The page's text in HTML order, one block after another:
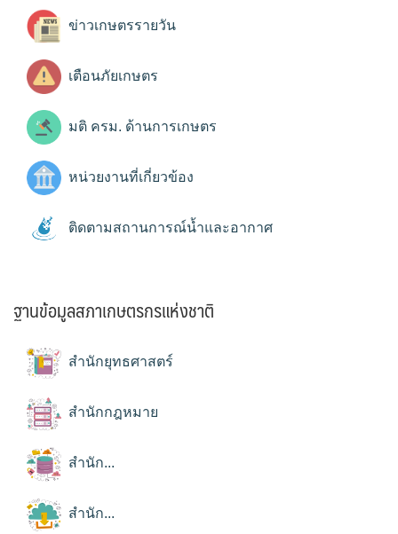
ข่าวเกษตรรายวัน
เตือนภัยเกษตร
มติ ครม. ด้านการเกษตร
หน่วยงานที่เกี่ยวข้อง
ติดตามสถานการณ์น้ำและอากาศ
ฐานข้อมูลสภาเกษตรกรแห่งชาติ
สำนักยุทธศาสตร์
สำนักกฎหมาย
สำนัก...
สำนัก...